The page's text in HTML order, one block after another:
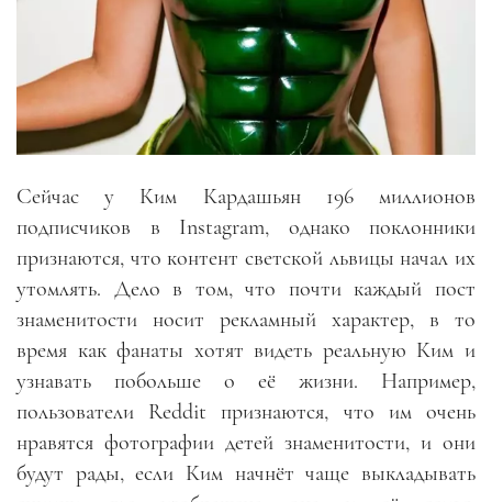
Сейчас у Ким Кардашьян 196миллионов
подписчиков в Instagram, однако поклонники
признаются, что контент светской львицы начал их
утомлять. Дело в том, что почти каждый пост
знаменитости носит рекламный характер, в то
время как фанаты хотят видеть реальную Ким и
узнавать побольше о её жизни. Например,
пользователи Reddit признаются, что им очень
нравятся фотографии детей знаменитости, и они
будут рады, если Ким начнёт чаще выкладывать